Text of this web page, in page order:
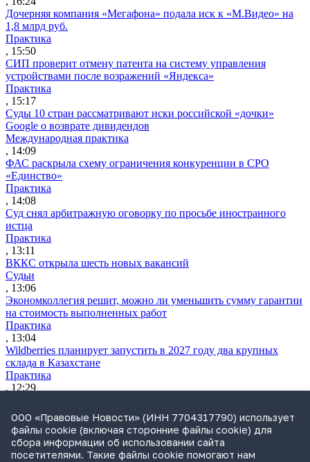
Дочерняя компания «Мегафона» подала иск к «М.Видео» на
1,8 млрд руб.
Практика
, 15:50
СИП проверит отмену патента на систему управления
устройствами после возражений «Яндекса»
Практика
, 15:17
Суды 10 стран рассматривают иски российской «дочки»
Google о возврате дивидендов
Международная практика
, 14:09
ФАС раскрыла схему ограничения конкуренции в СРО
«Единство»
Практика
, 14:08
Суд снял арбитражную оговорку по просьбе иностранного
истца
Практика
, 13:11
ВККС открыла шесть новых вакансий
Судьи
, 13:06
Экономколлегия решит, можно ли уменьшить сумму гарантии
на стоимость выполненных работ
Практика
, 13:04
Wildberries планирует запустить в 2027 году два крупных
склада в Казахстане
Практика
, 12:29
расходов
Практика
, 11:12
Утренний обзор за 4 августа: усиление контроля за сделкам
ООО «Правовые Новости» (ИНН 7704317790) использует
файлы cookie (включая сторонние файлы cookie) для
сбора информации об использовании сайта
посетителями. Такие файлы cookie помогают нам